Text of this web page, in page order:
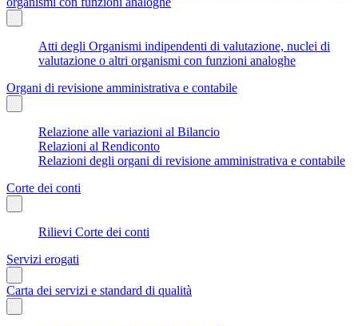
Atti degli Organismi indipendenti di valutazione, nuclei di
valutazione o altri organismi con funzioni analoghe
Organi di revisione amministrativa e contabile
Relazione alle variazioni al Bilancio
Relazioni al Rendiconto
Relazioni degli organi di revisione amministrativa e contabile
Corte dei conti
Rilievi Corte dei conti
Servizi erogati
Carta dei servizi e standard di qualità